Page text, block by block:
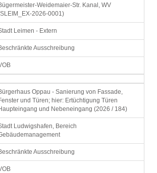
Weidemaier-Str. Kanal, WV
2026-0001)
Leimen - Extern
Ausschreibung
Oppau - Sanierung von Fassade,
und Türen; hier: Ertüchtigung Türen
und Nebeneingang (2026 / 184)
Ludwigshafen, Bereich
Ausschreibung